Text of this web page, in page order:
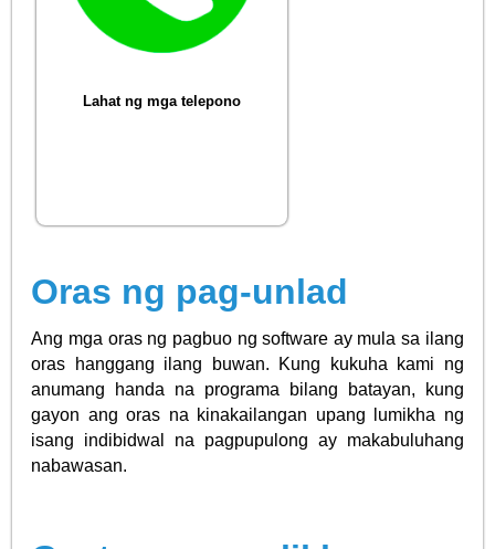
Lahat ng mga telepono
Oras ng pag-unlad
Ang mga oras ng pagbuo ng software ay mula sa ilang
oras hanggang ilang buwan. Kung kukuha kami ng
anumang handa na programa bilang batayan, kung
gayon ang oras na kinakailangan upang lumikha ng
isang indibidwal na pagpupulong ay makabuluhang
nabawasan.